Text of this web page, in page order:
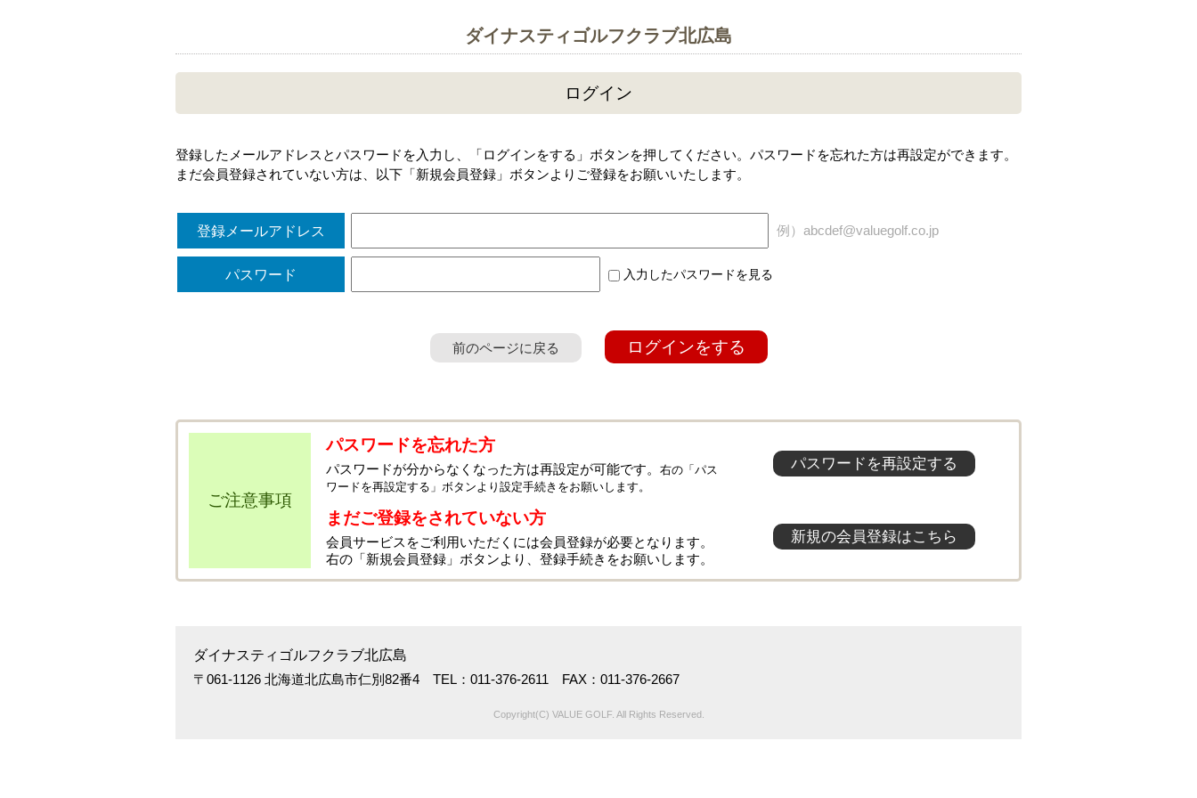
ダイナスティゴルフクラブ北広島
ログイン
登録したメールアドレスとパスワードを入力し、「ログインをする」ボタンを押してください。パスワードを忘れた方は再設定ができます。
まだ会員登録されていない方は、以下「新規会員登録」ボタンよりご登録をお願いいたします。
登録メールアドレス 例）abcdef@valuegolf.co.jp
パスワード 入力したパスワードを見る
前のページに戻る ログインをする
ご注意事項
パスワードを忘れた方
パスワードが分からなくなった方は再設定が可能です。 右の「パス
ワードを再設定する」ボタンより設定手続きをお願いします。
パスワードを再設定する
まだご登録をされていない方
会員サービスをご利用いただくには会員登録が必要となります。
右の「新規会員登録」ボタンより、登録手続きをお願いします。
新規の会員登録はこちら
ダイナスティゴルフクラブ北広島
〒061-1126 北海道北広島市仁別82番4 TEL：011-376-2611 FAX：011-376-2667
Copyright(C) VALUE GOLF. All Rights Reserved.